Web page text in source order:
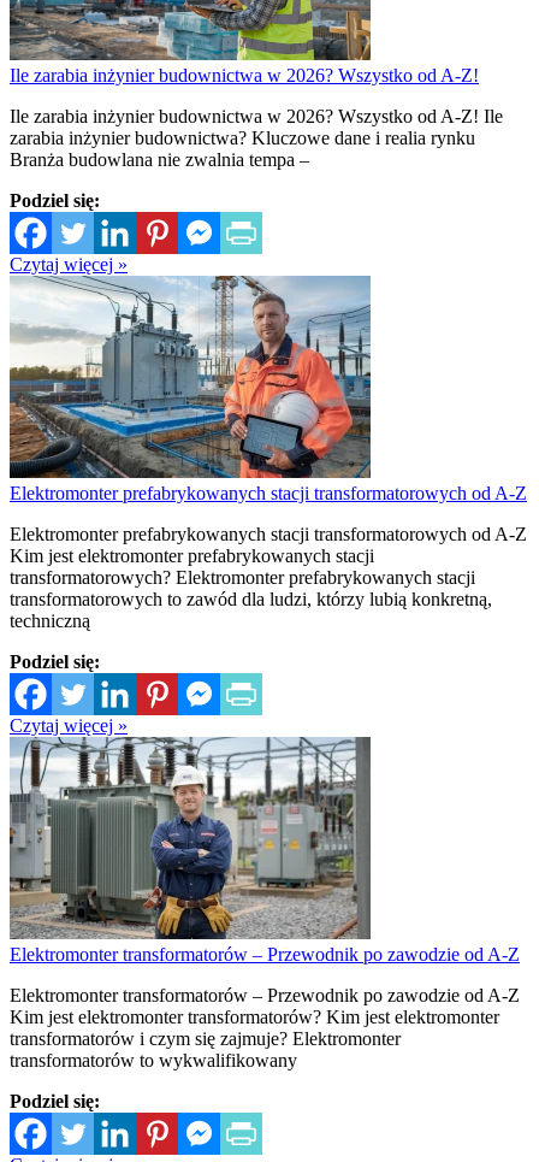
Ile zarabia inżynier budownictwa w 2026? Wszystko od A-Z!
Ile zarabia inżynier budownictwa w 2026? Wszystko od A-Z! Ile
zarabia inżynier budownictwa? Kluczowe dane i realia rynku
Branża budowlana nie zwalnia tempa –
Podziel się:
Czytaj więcej »
Elektromonter prefabrykowanych stacji transformatorowych od A-Z
Elektromonter prefabrykowanych stacji transformatorowych od A-Z
Kim jest elektromonter prefabrykowanych stacji
transformatorowych? Elektromonter prefabrykowanych stacji
transformatorowych to zawód dla ludzi, którzy lubią konkretną,
techniczną
Podziel się:
Czytaj więcej »
Elektromonter transformatorów – Przewodnik po zawodzie od A-Z
Elektromonter transformatorów – Przewodnik po zawodzie od A-Z
Kim jest elektromonter transformatorów? Kim jest elektromonter
transformatorów i czym się zajmuje? Elektromonter
transformatorów to wykwalifikowany
Podziel się: